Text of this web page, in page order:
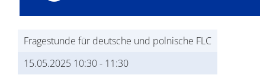
Fragestunde für deutsche und polnische FLC
15.05.2025 10:30- 11:30